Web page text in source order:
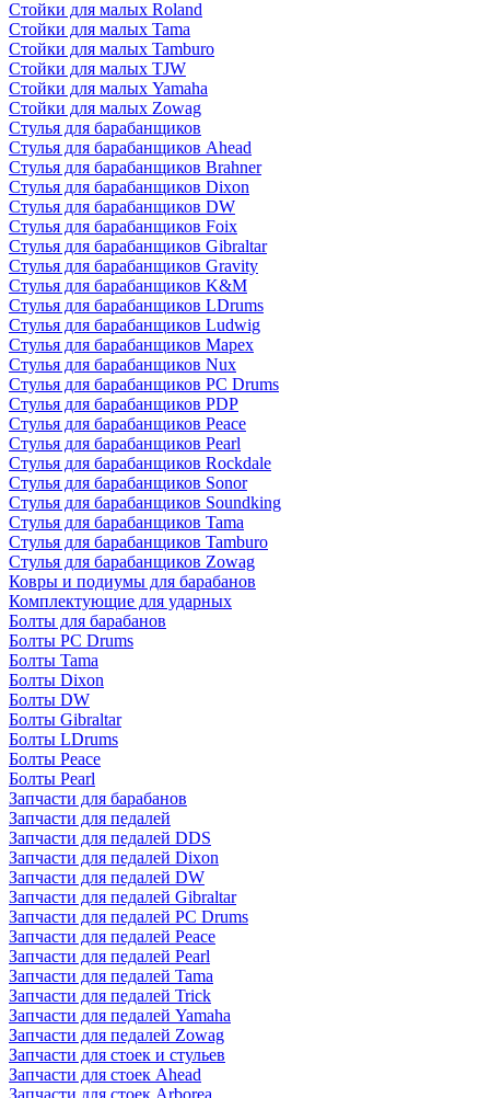
Стойки для малых Roland
Стойки для малых Tama
Стойки для малых Tamburo
Стойки для малых TJW
Стойки для малых Yamaha
Стойки для малых Zowag
Стулья для барабанщиков
Стулья для барабанщиков Ahead
Стулья для барабанщиков Brahner
Стулья для барабанщиков Dixon
Стулья для барабанщиков DW
Стулья для барабанщиков Foix
Стулья для барабанщиков Gibraltar
Стулья для барабанщиков Gravity
Стулья для барабанщиков K&M
Стулья для барабанщиков LDrums
Стулья для барабанщиков Ludwig
Стулья для барабанщиков Mapex
Стулья для барабанщиков Nux
Стулья для барабанщиков PC Drums
Стулья для барабанщиков PDP
Стулья для барабанщиков Peace
Стулья для барабанщиков Pearl
Стулья для барабанщиков Rockdale
Стулья для барабанщиков Sonor
Стулья для барабанщиков Soundking
Стулья для барабанщиков Tama
Стулья для барабанщиков Tamburo
Стулья для барабанщиков Zowag
Ковры и подиумы для барабанов
Комплектующие для ударных
Болты для барабанов
Болты PC Drums
Болты Tama
Болты Dixon
Болты DW
Болты Gibraltar
Болты LDrums
Болты Peace
Болты Pearl
Запчасти для барабанов
Запчасти для педалей
Запчасти для педалей DDS
Запчасти для педалей Dixon
Запчасти для педалей DW
Запчасти для педалей Gibraltar
Запчасти для педалей PC Drums
Запчасти для педалей Peace
Запчасти для педалей Pearl
Запчасти для педалей Tama
Запчасти для педалей Trick
Запчасти для педалей Yamaha
Запчасти для педалей Zowag
Запчасти для стоек и стульев
Запчасти для стоек Ahead
Запчасти для стоек Arborea